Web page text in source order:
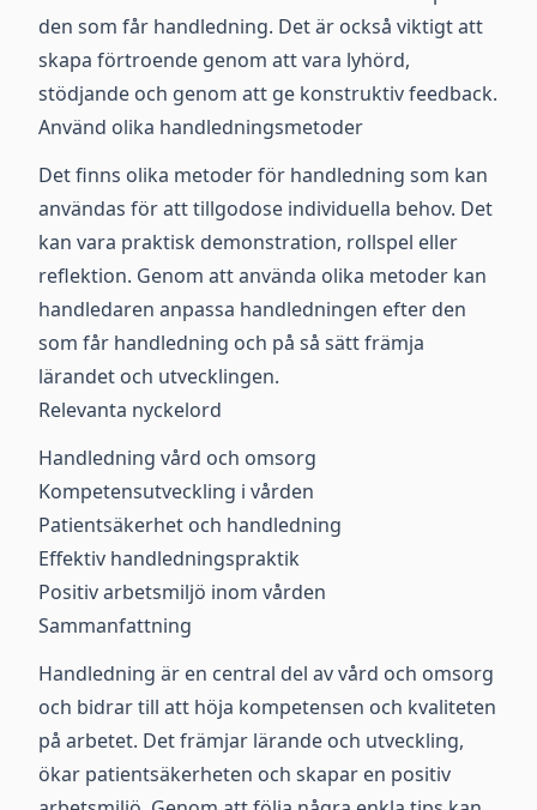
den som får handledning. Det är också viktigt att
skapa förtroende genom att vara lyhörd,
stödjande och genom att ge konstruktiv feedback.
Använd olika handledningsmetoder
Det finns olika metoder för handledning som kan
användas för att tillgodose individuella behov. Det
kan vara praktisk demonstration, rollspel eller
reflektion. Genom att använda olika metoder kan
handledaren anpassa handledningen efter den
som får handledning och på så sätt främja
lärandet och utvecklingen.
Relevanta nyckelord
Handledning vård och omsorg
Kompetensutveckling i vården
Patientsäkerhet och handledning
Effektiv handledningspraktik
Positiv arbetsmiljö inom vården
Sammanfattning
Handledning är en central del av vård och omsorg
och bidrar till att höja kompetensen och kvaliteten
på arbetet. Det främjar lärande och utveckling,
ökar patientsäkerheten och skapar en positiv